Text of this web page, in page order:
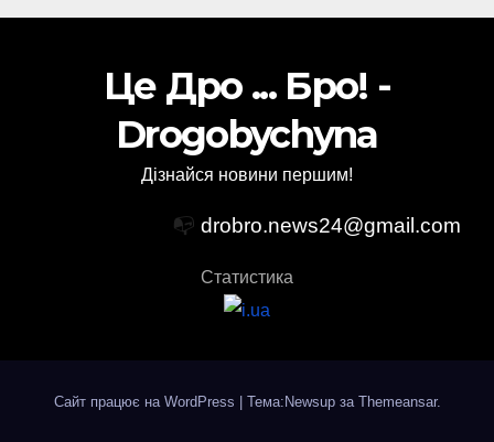
Це Дро ... Бро! -
Drogobychyna
Дізнайся новини першим!
📭 drobro.news24@gmail.com
Статистика
Сайт працює на WordPress Тема:Newsup за Themeansar.